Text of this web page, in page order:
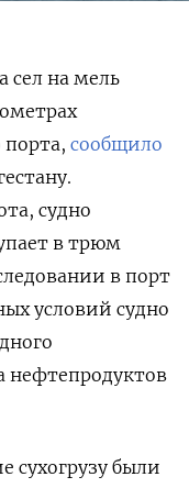
сел на мель
порта, сообщило
судно
в трюм
в порт
условий судно
нефтепродуктов
сухогрузу были